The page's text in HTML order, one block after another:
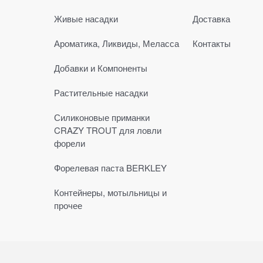
Живые насадки
Ароматика, Ликвиды, Меласса
Добавки и Компоненты
Растительные насадки
Силиконовые приманки
CRAZY TROUT для ловли
форели
Форелевая паста BERKLEY
Контейнеры, мотыльницы и
прочее
Доставка
Контакты